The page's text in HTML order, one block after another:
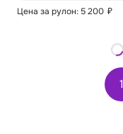
Цена за рулон: 5 200 ₽
1